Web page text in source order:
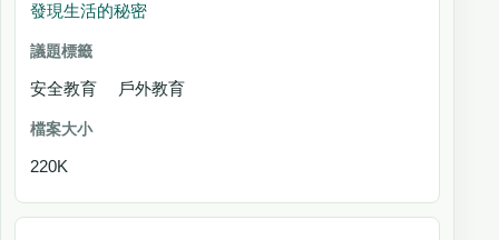
發現生活的秘密
安全教育 戶外教育
220K